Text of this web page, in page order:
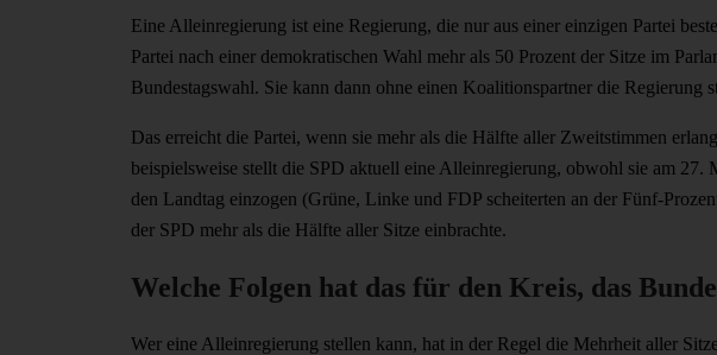
Eine Alleinregierung ist eine Regierung, die nur aus einer einzigen Partei
Partei nach einer demokratischen Wahl mehr als 50 Prozent der Sitze im
Bundestagswahl. Sie kann dann ohne einen Koalitionspartner die Regierung
Das erreicht die Partei, wenn sie mehr als die Hälfte aller Zweitstimmen
beispielsweise stellt die SPD aktuell eine Alleinregierung, obwohl sie am 27.
den Landtag einzogen (Grüne, Linke und FDP scheiterten an der Fünf-
der SPD mehr als die Hälfte aller Sitze einbrachte.
Welche Folgen hat das für den Kreis, das
Wer eine Alleinregierung stellen kann, hat in der Regel die Mehrheit aller